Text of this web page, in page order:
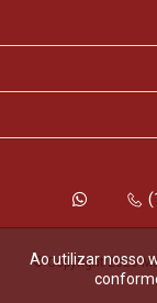
© Copyright 2026
Ao utilizar nosso